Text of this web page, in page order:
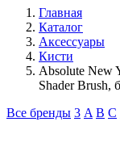
Главная
Каталог
Аксессуары
Кисти
Absolute New
Shader Brush,
Все бренды 3 A B C